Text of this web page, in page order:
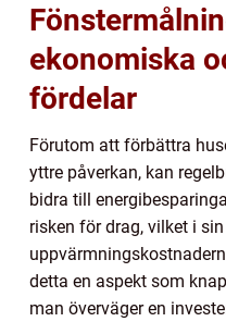
ekonomiska
fördelar
Förutom att förbättra
yttre påverkan, kan
bidra till
risken för drag, vilket i
detta en aspekt som
man överväger en